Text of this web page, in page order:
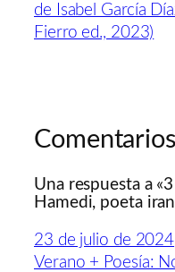
de Isabel García
Fierro ed., 2023)
Comentarios
Una respuesta a
Hamedi, poeta
23 de julio de 2024
Verano + Poesía: